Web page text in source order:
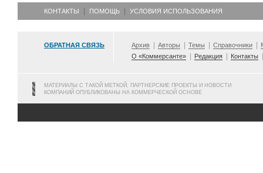
КОНТАКТЫ ПОМОЩЬ УСЛОВИЯ ИСПОЛЬЗОВАНИЯ
ОБРАТНАЯ СВЯЗЬ Архив Авторы Темы Справочники
О «Коммерсанте»
Редакция Контакты
МАТЕРИАЛЫ С ТАКОЙ МЕТКОЙ, ПАРТНЕРСКИЕ ПРОЕКТЫ И НОВОСТИ
КОМПАНИЙ ОПУБЛИКОВАНЫ НА КОММЕРЧЕСКОЙ ОСНОВЕ